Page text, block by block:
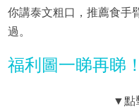
你講泰文粗口，推薦食手
過。
福利圖一睇再睇！